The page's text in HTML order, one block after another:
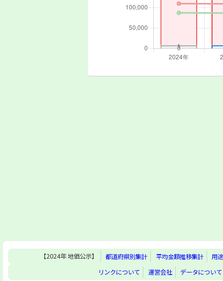
【2024年 地価公示】 都道府県別集計 平均金額推移集計
用
リンクについて
運営会社 データについて